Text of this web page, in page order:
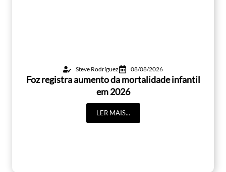
Steve Rodríguez 08/08/2026
Foz registra aumento da mortalidade infantil
em 2026
LER MAIS...